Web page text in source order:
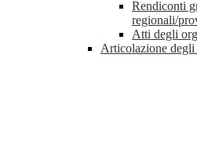
Rendiconti
regionali/
Atti degli
Articolazione